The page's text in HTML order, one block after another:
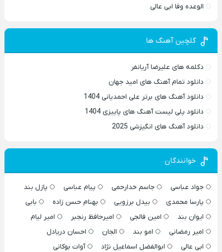
الوعده وفا ابی عالی
گلچین آهنگ ها
دکلمه های علیرضا آریانفر
دانلود تمام آهنگ های امید جهان
دانلود آهنگ های برتر علی احمدیانی 1404
دانلود پلی لیست آهنگ های پاییزی 1404
دانلود آهنگ های انگیزشی 2025
خوانندگان
جواد عباسی جاسم خدارحمی پیام عباسی
پازل بند
پارسا محمدی
بیدل برزویی بهنام حسن زاده
بابی
ایوان بند
امین فالجی امیرحافظ رنجبر
امیر لیام
امیر رمضانی
امو بند الجان
احسان دریادل
ابی عالی
ابوالفضل اسماعیل نژاد
آوات بوکانی